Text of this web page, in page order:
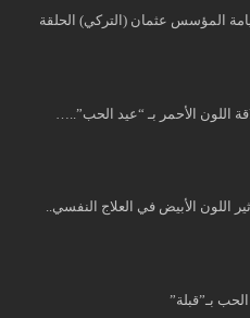
المؤسس عثمان (التركي) الحلقة
اللون الأحمر بـ “عيد الحب”..…
اللون الأبيض في العلاج النفسي..
بـ”قبلة”